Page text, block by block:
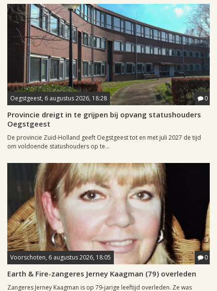
Oegstgeest, 6 augustus 2026, 18:28 0
Provincie dreigt in te grijpen bij opvang statushouders
Oegstgeest
De provincie Zuid-Holland geeft Oegstgeest tot en met juli 2027 de tijd
om voldoende statushouders op te...
Voorschoten, 6 augustus 2026, 18:05 0
Earth & Fire-zangeres Jerney Kaagman (79) overleden
Zangeres Jerney Kaagman is op 79-jarige leeftijd overleden. Ze was